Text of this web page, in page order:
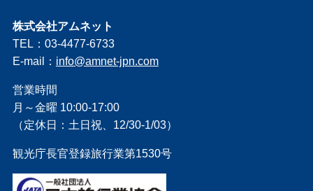
株式会社アムネット
TEL：03-4477-6733
E-mail： info@amnet-jpn.com
営業時間
月～金曜 10:00-17:00
（定休日：土日祝、12/30-1/03）
観光庁長官登録旅行業第1530号